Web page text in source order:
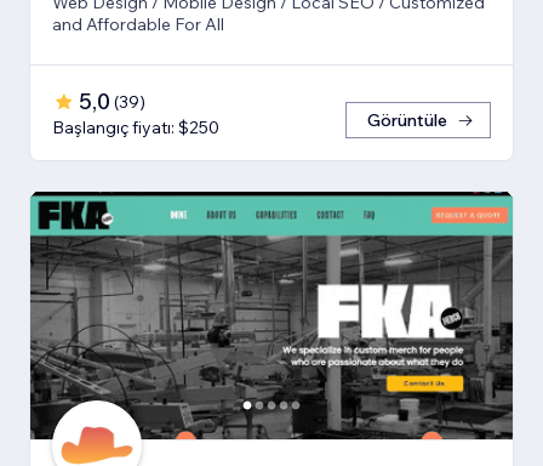
and Affordable For All
5,0 (39)
Başlangıç fiyatı: $250
Görüntüle